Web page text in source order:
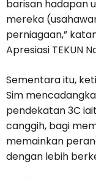
barisan hadapan
mereka
perniagaan,”
Apresiasi TEKUN
Sementara itu,
Sim
pendekatan 3C
canggih, bagi
memainkan
dengan lebih